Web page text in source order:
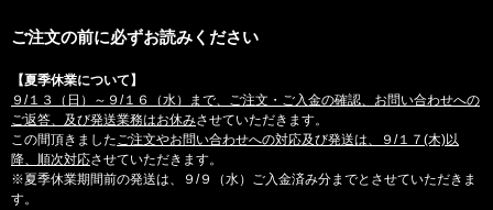
ご注文の前に必ずお読みください
【夏季休業について】
９/１３（日）～９/１６（水）まで、ご注文・ご入金の確認、お問い合わせへの
ご返答、及び発送業務はお休みさせていただきます。
この間頂きましたご注文やお問い合わせへの対応及び発送は、９/１７(木)以
降、順次対応させていただきます。
※夏季休業期間前の発送は、９/９（水）ご入金済み分までとさせていただきま
す。